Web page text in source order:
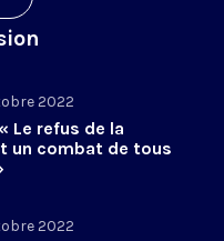
2022
Le refus de la
un combat de tous
2022